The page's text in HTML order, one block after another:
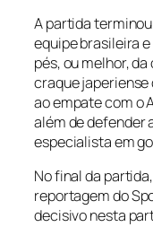
A partida terminou
equipe brasileira
pés, ou melhor,
craque japeriense
ao empate com o
além de defender
especialista em
No final da
reportagem do
decisivo nesta